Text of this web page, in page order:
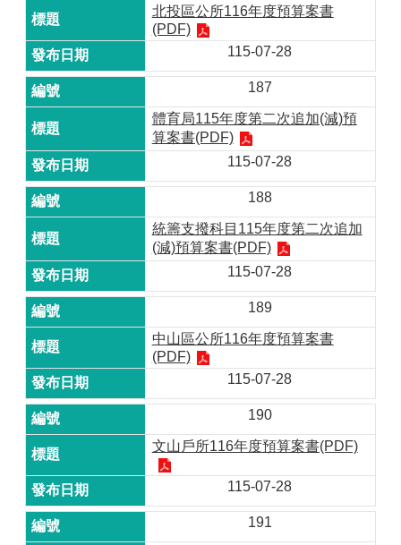
北投區公所116年度預算案書
(PDF)
115-07-28
187
體育局115年度第二次追加(減)預
算案書(PDF)
115-07-28
188
統籌支撥科目115年度第二次追加
(減)預算案書(PDF)
115-07-28
189
中山區公所116年度預算案書
(PDF)
115-07-28
190
文山戶所116年度預算案書(PDF)
115-07-28
191